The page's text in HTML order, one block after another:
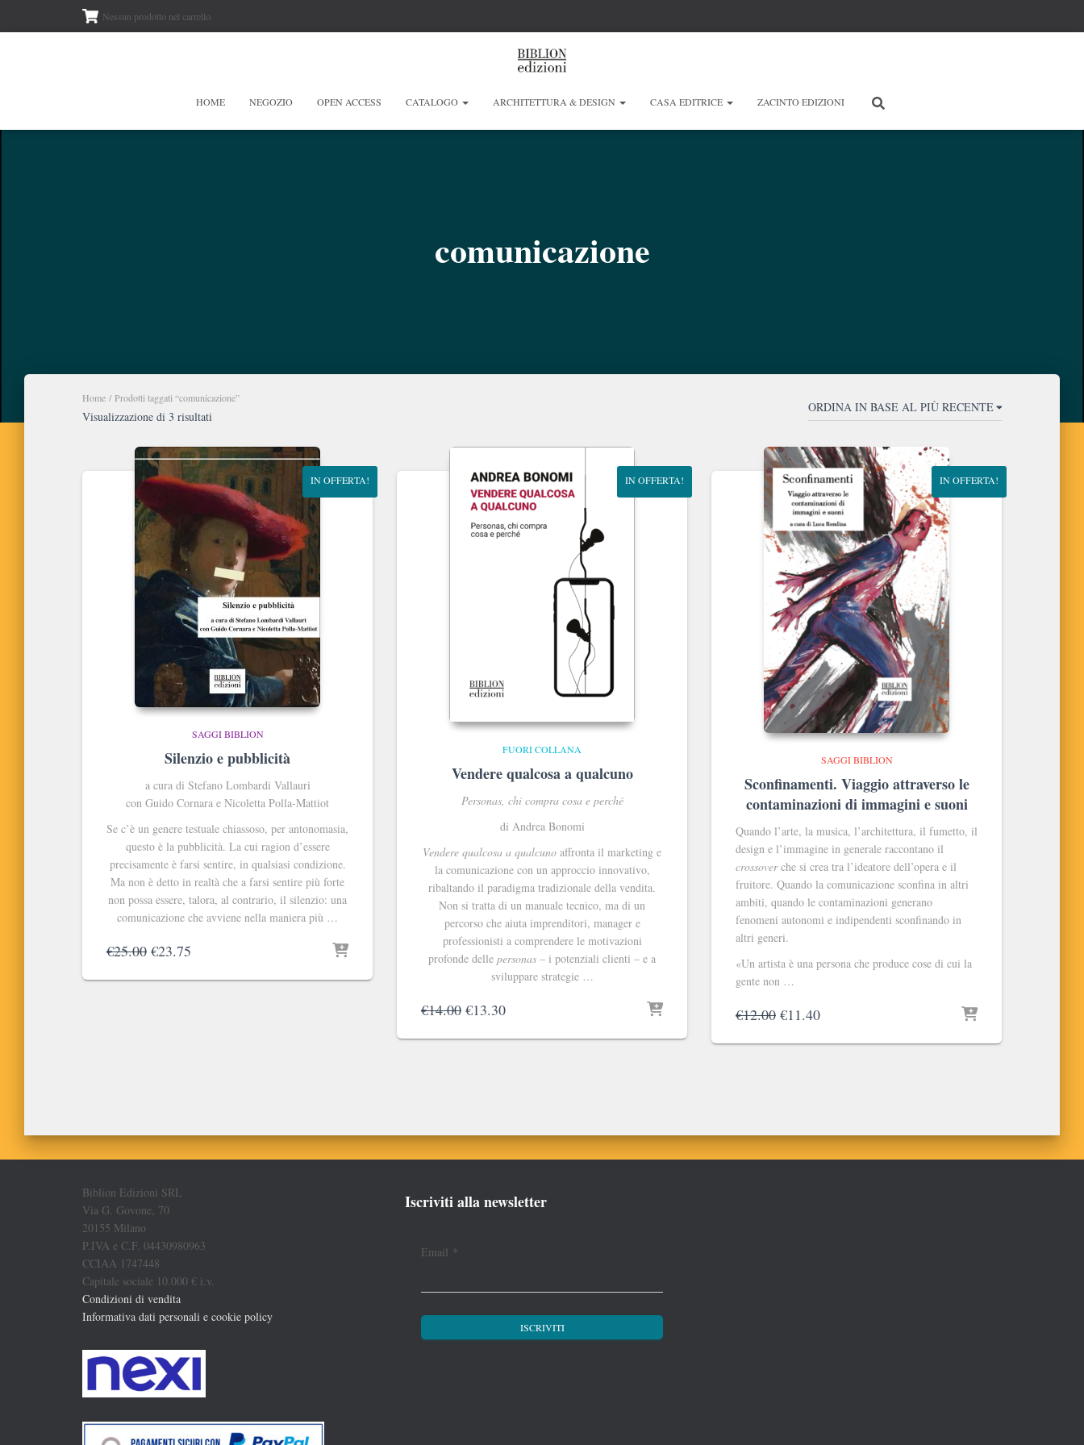
Nessun prodotto nel carrello.
HOME NEGOZIO OPEN ACCESS CATALOGO ARCHITETTURA & DESIGN CASA EDITRICE ZACINTO EDIZIONI
comunicazione
Home / Prodotti taggati “comunicazione”
Visualizzazione di 3 risultati
base
al
più
recente
IN OFFERTA!
SAGGI BIBLION
Silenzio e pubblicità
a cura di Stefano Lombardi Vallauri
con Guido Cornara e Nicoletta Polla-Mattiot
Se c’è un genere testuale chiassoso, per antonomasia,
questo è la pubblicità. La cui ragion d’essere
precisamente è farsi sentire, in qualsiasi condizione.
Ma non è detto in realtà che a farsi sentire più forte
non possa essere, talora, al contrario, il silenzio: una
comunicazione che avviene nella maniera più …
€25.00 Il
originale
€23.75
attuale
IN OFFERTA!
FUORI COLLANA
Vendere qualcosa a qualcuno
Personas, chi compra cosa e perché
di Andrea Bonomi
Vendere qualcosa a qualcuno affronta il marketing e
la comunicazione con un approccio innovativo,
ribaltando il paradigma tradizionale della vendita.
Non si tratta di un manuale tecnico, ma di un
percorso che aiuta imprenditori, manager e
professionisti a comprendere le motivazioni
profonde delle personas – i potenziali clienti – e a
sviluppare strategie …
€14.00 Il
originale
€13.30Il
attuale
IN OFFERTA!
SAGGI BIBLION
Sconfinamenti. Viaggio attraverso le
contaminazioni di immagini e suoni
Quando l’arte, la musica, l’architettura, il fumetto, il
design e l’immagine in generale raccontano il
crossoverche si crea tra l’ideatore dell’opera e il
fruitore. Quando la comunicazione sconfina in altri
ambiti, quando le contaminazioni generano
fenomeni autonomi e indipendenti sconfinando in
altri generi.
«Un artista è una persona che produce cose di cui la
gente non …
€12.00 Il
originale
€11.40Il
attuale
Biblion Edizioni SRL
Via G. Govone, 70
20155 Milano
P.IVA e C.F. 04430980963
CCIAA 1747448
Capitale sociale 10.000 € i.v.
Condizioni di vendita
Informativa dati personali e cookie policy
Iscriviti alla newsletter
Email *